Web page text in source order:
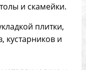
и скамейки.
плитки,
кустарников и